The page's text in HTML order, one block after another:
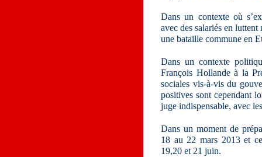
Dans un contexte où
avec des salariés en
une bataille commune en
Dans un contexte
François Hollande à la
sociales vis-à-vis du
positives sont cependant
juge indispensable, avec
Dans un moment de
18 au 22 mars 2013 et
19,20 et 21 juin.